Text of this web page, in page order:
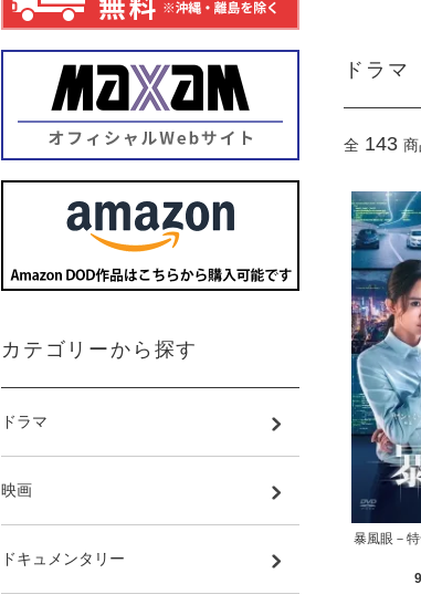
ドラマ
全 143
暴風眼－
カテゴリーから探す
ドラマ
映画
ドキュメンタリー